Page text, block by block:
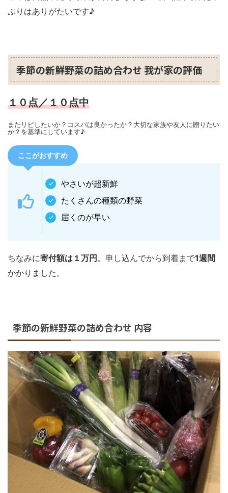
ぷりはありがたいです♪
季節の新鮮野菜の詰め合わせ 我が家の評価
１０点／１０点中
またリピしたいか？コスパは良かったか？大切な家族や友人に贈りたい
か？を基準にしています♪
ここがおすすめ
やさいが超新鮮
たくさんの種類の野菜
届くのが早い
ちなみに寄付額は１万円 。申し込んでから到着まで1週間
かかりました。
季節の新鮮野菜の詰め合わせ 内容